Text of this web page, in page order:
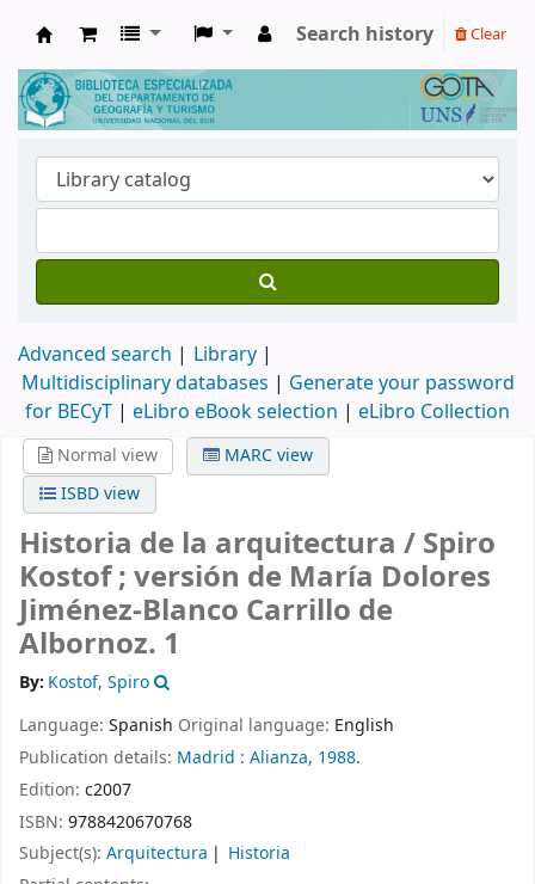
Biblioteca de Geografía y Turismo
Search history Clear
Advanced search
Library
Multidisciplinary databases | Generate your password
for BECyT | eLibro eBook selection | eLibro Collection
Normal view
MARC view
ISBD view
Historia de la arquitectura /Spiro
Kostof ; versión de María Dolores
Jiménez-Blanco Carrillo de
Albornoz. 1
By: Kostof, Spiro
Language: Spanish Original language: English
Publication details: Madrid : Alianza, 1988.
Edition: c2007
ISBN: 9788420670768
Subject(s): Arquitectura
Historia